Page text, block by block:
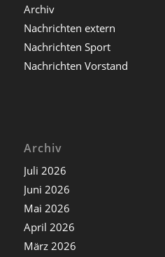
Archiv
Nachrichten extern
Nachrichten Sport
Nachrichten Vorstand
Archiv
Juli 2026
Juni 2026
Mai 2026
April 2026
März 2026